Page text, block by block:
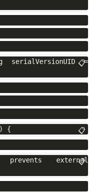
=
📋
{ 📋
external
📋